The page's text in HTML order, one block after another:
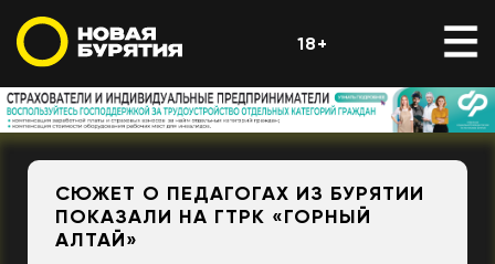
18+
СЮЖЕТ О ПЕДАГОГАХ ИЗ БУРЯТИИ
ПОКАЗАЛИ НА ГТРК «ГОРНЫЙ
АЛТАЙ»